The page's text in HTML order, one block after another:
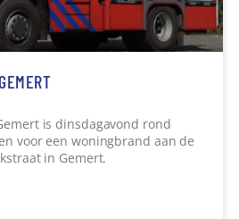
is dinsdagavond rond
voor een woningbrand aan de
in Gemert.